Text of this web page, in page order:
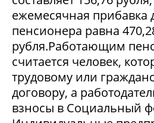
ежемесячная прибавка
пенсионера равна
рубля.Работающим
считается человек,
трудовому или
договору, а
взносы в Социальный